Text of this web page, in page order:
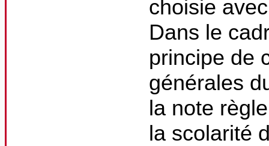
choisie
Dans le
principe de
générales
la note
la scolarité